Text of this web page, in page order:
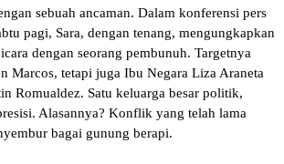
sebuah ancaman. Dalam konferensi pers
pagi, Sara, dengan tenang, mengungkapkan
dengan seorang pembunuh. Targetnya
Marcos, tetapi juga Ibu Negara Liza Araneta
Romualdez. Satu keluarga besar politik,
Alasannya? Konflik yang telah lama
bagai gunung berapi.